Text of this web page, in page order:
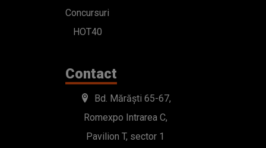
Concursuri
HOT40
Contact
Bd. Mărăști 65-67,
Romexpo Intrarea C,
Pavilion T, sector 1